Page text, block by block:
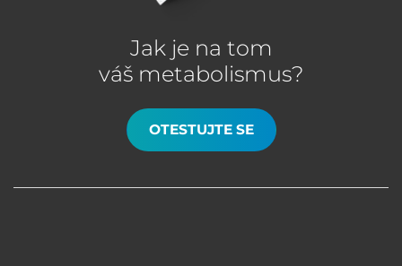
Jak je na tom
váš metabolismus?
OTESTUJTE SE